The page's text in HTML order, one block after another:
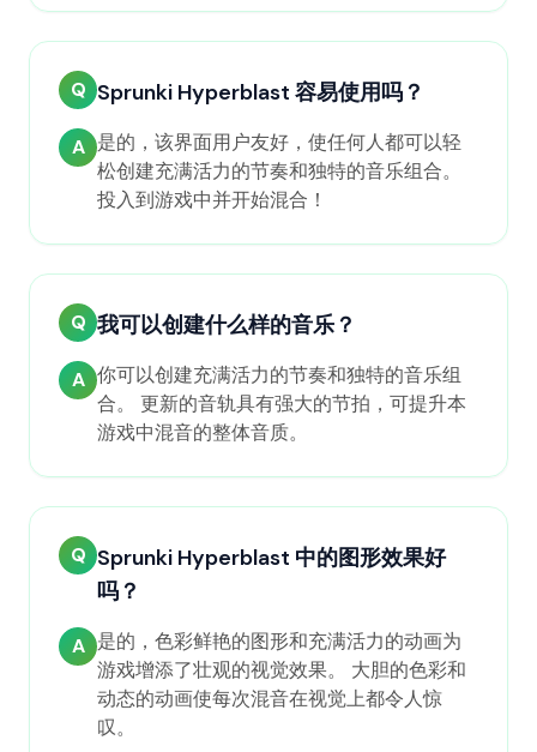
Q Sprunki Hyperblast 容易使用吗？
A 是的，该界面用户友好，使任何人都可以轻
松创建充满活力的节奏和独特的音乐组合。
投入到游戏中并开始混合！
Q 我可以创建什么样的音乐？
A 你可以创建充满活力的节奏和独特的音乐组
合。 更新的音轨具有强大的节拍，可提升本
游戏中混音的整体音质。
Q Sprunki Hyperblast 中的图形效果好
吗？
A 是的，色彩鲜艳的图形和充满活力的动画为
游戏增添了壮观的视觉效果。 大胆的色彩和
动态的动画使每次混音在视觉上都令人惊
叹。